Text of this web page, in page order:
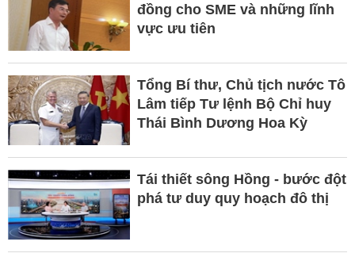
đồng cho SME và những lĩnh
vực ưu tiên
Tổng Bí thư, Chủ tịch nước Tô
Lâm tiếp Tư lệnh Bộ Chỉ huy
Thái Bình Dương Hoa Kỳ
Tái thiết sông Hồng - bước đột
phá tư duy quy hoạch đô thị